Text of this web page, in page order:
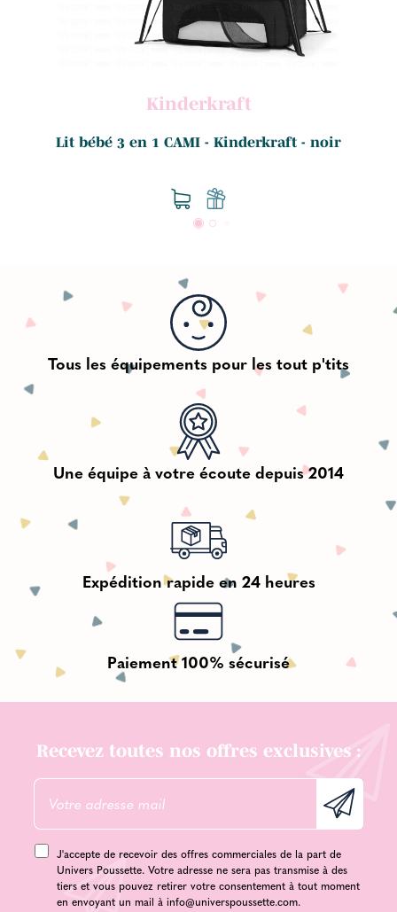
Kinderkraft
Lit bébé 3 en 1 CAMI - Kinderkraft - noir
Tous les équipements pour les tout p'tits
Une équipe à votre écoute depuis 2014
Expédition rapide en 24 heures
Paiement 100% sécurisé
Recevez toutes nos offres exclusives :
J'accepte de recevoir des offres commerciales de la part de
Univers Poussette. Votre adresse ne sera pas transmise à des
tiers et vous pouvez retirer votre consentement à tout moment
en envoyant un mail à info@universpoussette.com.